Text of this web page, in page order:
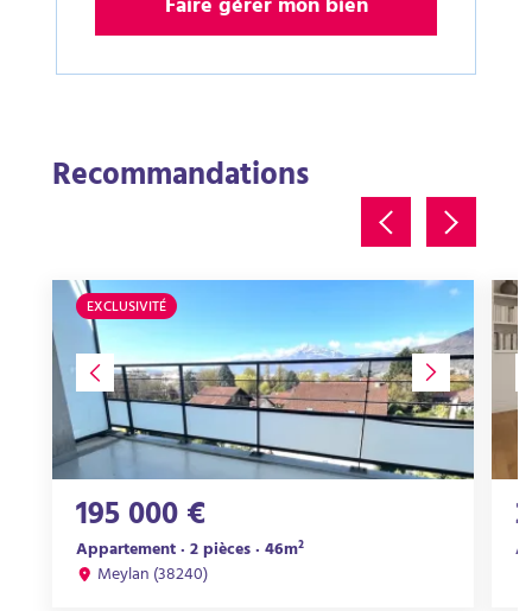
Faire gérer mon bien
Recommandations
EXCLUSIVITÉ
195 000 €
Appartement · 2 pièces · 46m²
Meylan (38240)